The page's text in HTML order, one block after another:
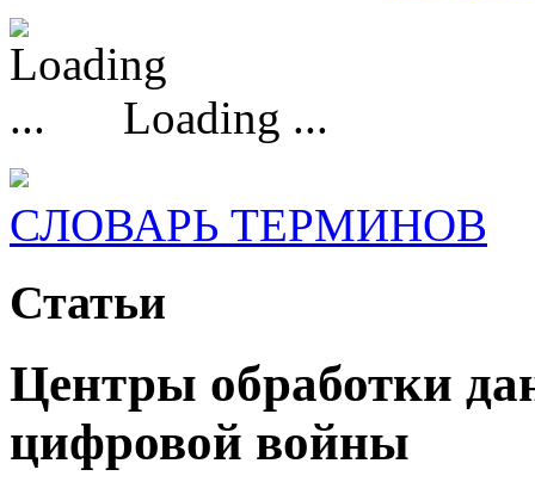
Loading ...
СЛОВАРЬ ТЕРМИНОВ
Статьи
Центры обработки
цифровой войны